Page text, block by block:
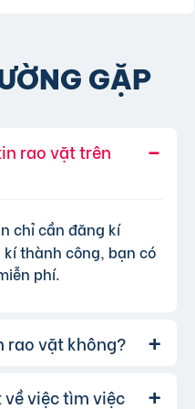
GẶP
rao vặt trên
chỉ cần đăng kí
thành công, bạn có
phí.
rao vặt không?
gói đăng tin miễn
việc tìm việc